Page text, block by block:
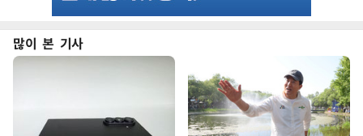
많이 본 기사